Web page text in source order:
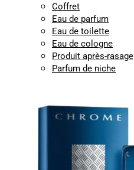
Coffret
Eau de parfum
Eau de toilette
Eau de cologne
Produit après-rasage
Parfum de niche